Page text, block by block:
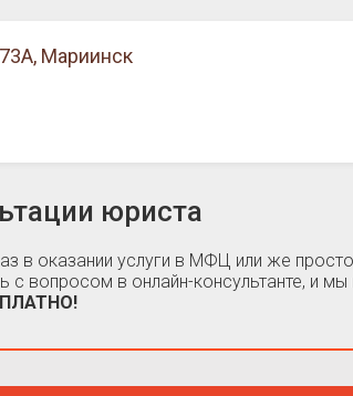
Мариинск
юриста
в оказании услуги в МФЦ или же
с вопросом в онлайн-консультанте, и